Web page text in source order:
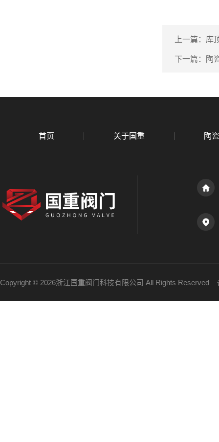
上一篇： 库
下一篇： 陶
首页 关于国重 陶
Copyright © 2026浙江国重阀门科技有限公司 All Rights Reserved